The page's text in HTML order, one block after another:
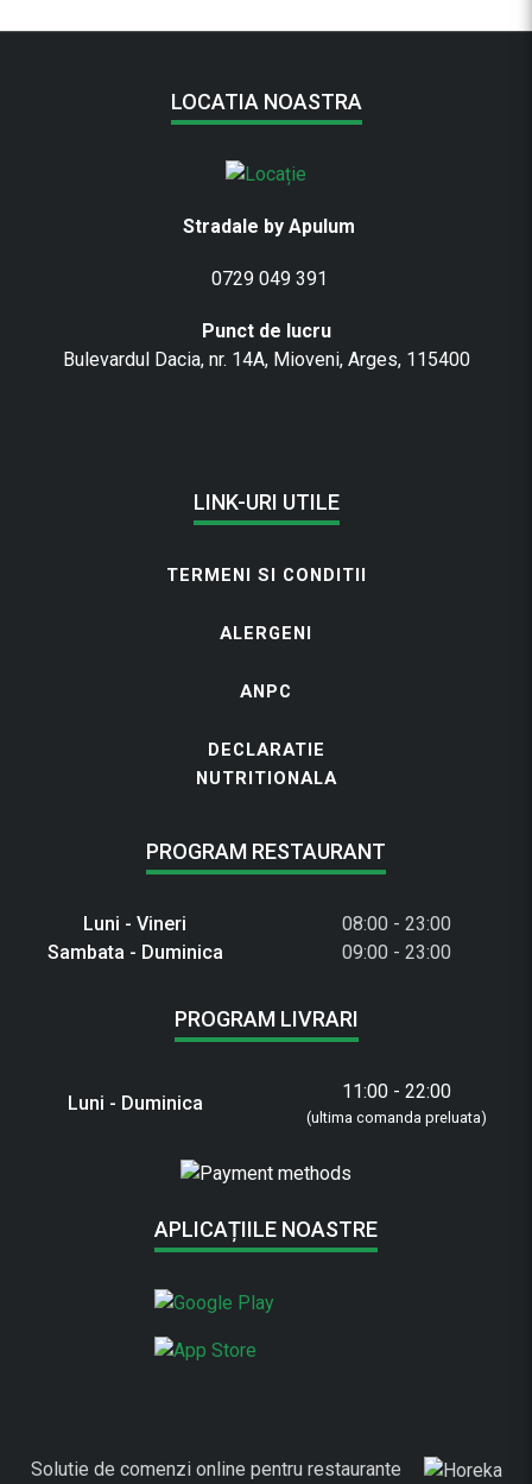
LOCATIA NOASTRA
Stradale by Apulum
0729 049 391
Punct de lucru
Bulevardul Dacia, nr. 14A, Mioveni, Arges, 115400
LINK-URI UTILE
TERMENI SI CONDITII
ALERGENI
ANPC
DECLARATIE
NUTRITIONALA
PROGRAM RESTAURANT
Luni - Vineri
08:00 - 23:00
Sambata - Duminica
09:00 - 23:00
PROGRAM LIVRARI
Luni - Duminica 11:00 - 22:00
(ultima comanda preluata)
APLICAȚIILE NOASTRE
Solutie de comenzi online pentru restaurante